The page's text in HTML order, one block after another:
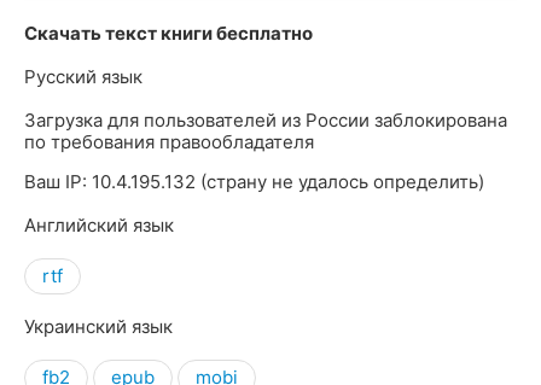
Скачать текст книги бесплатно
Русский язык
Загрузка для пользователей из России заблокирована
по требования правообладателя
Ваш IP: 10.4.195.132 (страну не удалось определить)
Английский язык
rtf
Украинский язык
fb2 epub mobi